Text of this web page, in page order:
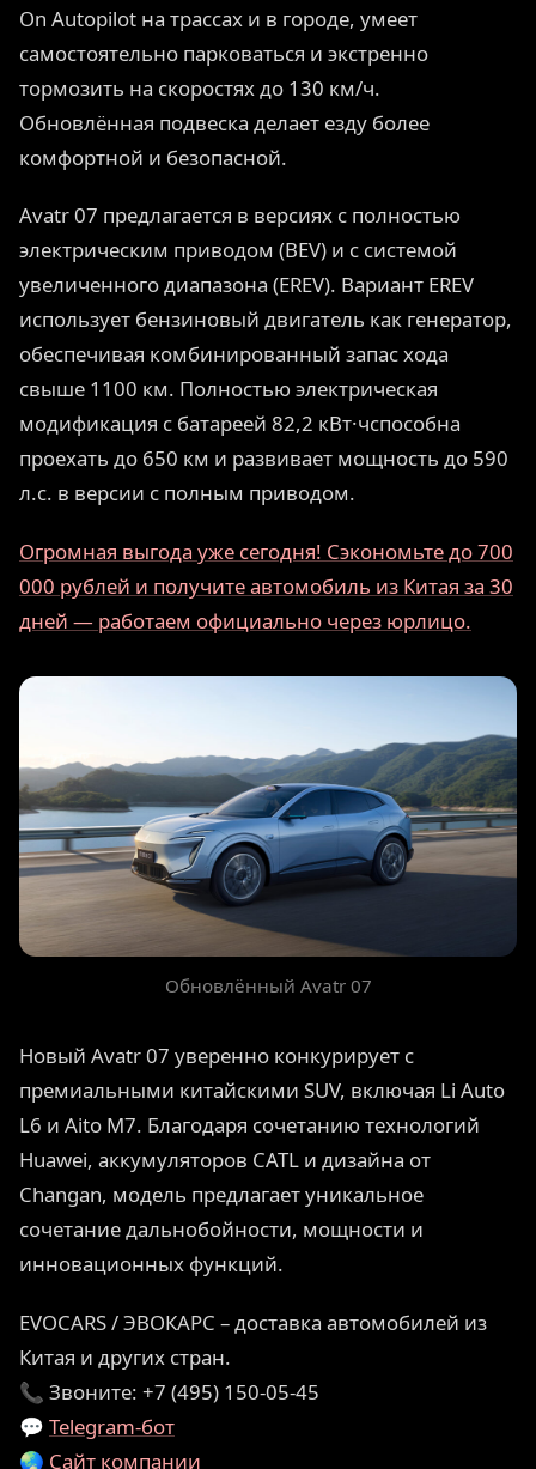
On Autopilot на трассах и в городе, умеет
самостоятельно парковаться и экстренно
тормозить на скоростях до 130 км/ч.
Обновлённая подвеска делает езду более
комфортной и безопасной.
Avatr 07 предлагается в версиях с полностью
электрическим приводом (BEV) и с системой
увеличенного диапазона (EREV). Вариант EREV
использует бензиновый двигатель как генератор,
обеспечивая комбинированный запас хода
свыше 1100 км. Полностью электрическая
модификация с батареей 82,2 кВт·чспособна
проехать до 650 км и развивает мощность до 590
л.с. в версии с полным приводом.
Огромная выгода уже сегодня! Сэкономьте до 700
000 рублей и получите автомобиль из Китая за 30
дней — работаем официально через юрлицо.
Обновлённый Avatr 07
Новый Avatr 07 уверенно конкурирует с
премиальными китайскими SUV, включая Li Auto
L6 и Aito M7. Благодаря сочетанию технологий
Huawei, аккумуляторов CATL и дизайна от
Changan, модель предлагает уникальное
сочетание дальнобойности, мощности и
инновационных функций.
EVOCARS / ЭВОКАРС – доставка автомобилей из
Китая и других стран.
📞 Звоните: +7 (495) 150-05-45
💬 Telegram-бот
🌏 Сайт компании